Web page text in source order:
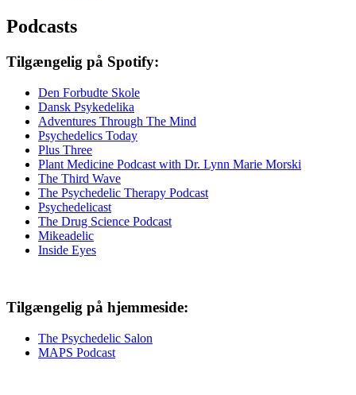
Podcasts
Tilgængelig på Spotify:
Den Forbudte Skole
Dansk Psykedelika
Adventures Through The Mind
Psychedelics Today
Plus Three
Plant Medicine Podcast with Dr. Lynn Marie Morski
The Third Wave
The Psychedelic Therapy Podcast
Psychedelicast
The Drug Science Podcast
Mikeadelic
Inside Eyes
Tilgængelig på hjemmeside:
The Psychedelic Salon
MAPS Podcast